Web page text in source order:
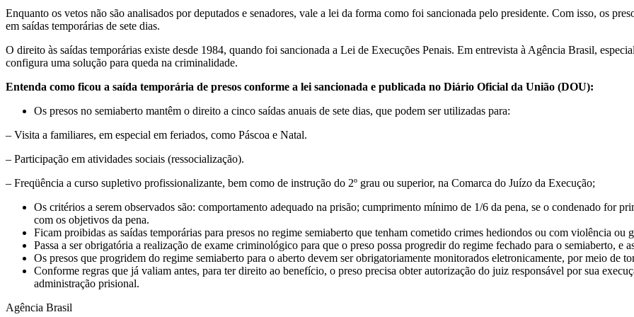
Enquanto os vetos não são analisados por deputados e senadores, vale a lei da forma como foi sancionada pelo presidente. Com isso, os
em saídas temporárias de sete dias.
O direito às saídas temporárias existe desde 1984, quando foi sancionada a Lei de Execuções Penais. Em entrevista à Agência Brasil,
configura uma solução para queda na criminalidade.
Entenda como ficou a saída temporária de presos conforme a lei sancionada e publicada no Diário Oficial da União (DOU):
Os presos no semiaberto mantêm o direito a cinco saídas anuais de sete dias, que podem ser utilizadas para:
– Visita a familiares, em especial em feriados, como Páscoa e Natal.
– Participação em atividades sociais (ressocialização).
– Freqüência a curso supletivo profissionalizante, bem como de instrução do 2º grau ou superior, na Comarca do Juízo da Execução;
Os critérios a serem observados são: comportamento adequado na prisão; cumprimento mínimo de 1/6 da pena, se o condenado for
com os objetivos da pena.
Ficam proibidas as saídas temporárias para presos no regime semiaberto que tenham cometido crimes hediondos ou com violência ou
Passa a ser obrigatória a realização de exame criminológico para que o preso possa progredir do regime fechado para o semiaberto, e
Os presos que progridem do regime semiaberto para o aberto devem ser obrigatoriamente monitorados eletronicamente, por meio de
Conforme regras que já valiam antes, para ter direito ao benefício, o preso precisa obter autorização do juiz responsável por sua
administração prisional.
Agência Brasil